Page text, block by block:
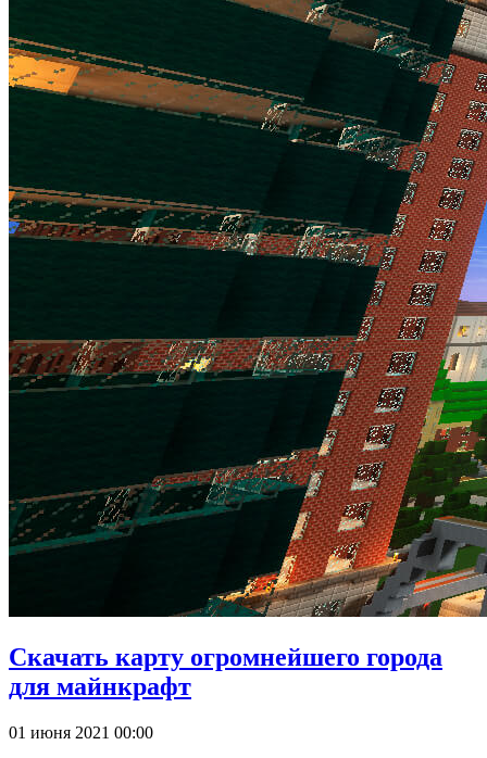
Скачать карту огромнейшего города
для майнкрафт
01 июня 2021 00:00